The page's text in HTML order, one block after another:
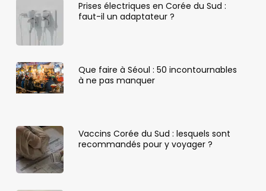
Prises électriques en Corée du Sud :
faut-il un adaptateur ?
Que faire à Séoul : 50 incontournables
à ne pas manquer
Vaccins Corée du Sud : lesquels sont
recommandés pour y voyager ?